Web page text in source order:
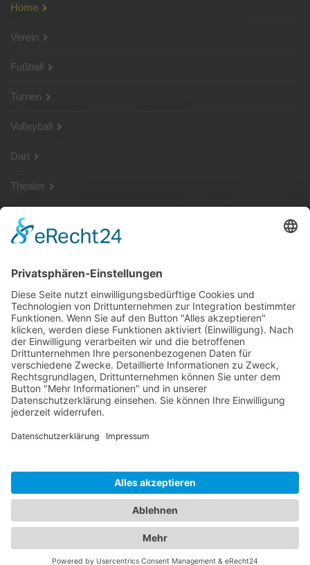
Home
Verein
Fußball
Turnen
Volleyball
Dart
Theater
SG Shop
Sponsoren
Kontakt
Social Media
Rechtliches
Copyright · Sportverein Ennetach e.V.